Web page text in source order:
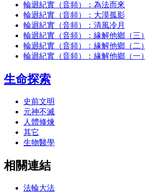
輪迴紀實（音頻）：為法而來
輪迴紀實（音頻）：大漠孤影
輪迴紀實（音頻）：清風冷月
輪迴紀實（音頻）：緣解他鄉（三）
輪迴紀實（音頻）：緣解他鄉（二）
輪迴紀實（音頻）：緣解他鄉（一）
生命探索
史前文明
元神不滅
人體修煉
其它
生物醫學
相關連結
法輪大法